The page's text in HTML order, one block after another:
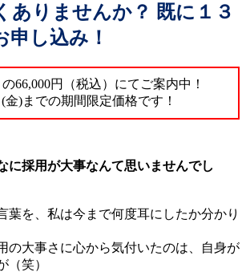
ありませんか？ 既に １３
申し込み！
66,000円（税込）にてご案内中！
金)までの期間限定価格です！
に採用が大事なんて思いませんでし
葉を、私は今まで何度耳にしたか分かり
の大事さに心から気付いたのは、自身が
（笑）